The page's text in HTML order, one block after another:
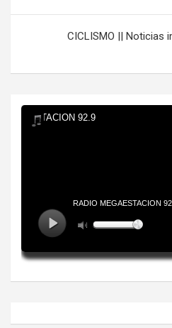
entradas
CICLISMO || Noticias